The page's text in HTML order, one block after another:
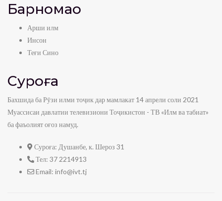
Барномаҳо
Арши илм
Инсон
Теғи Сино
Суроға
Бахшида ба Рӯзи илми тоҷик дар мамлакат 14 апрели соли 2021
Муассисаи давлатии телевизиони Тоҷикистон - ТВ «Илм ва табиат»
ба фаъолият оғоз намуд.
Суроға: Душанбе, к. Шероз 31
Тел: 37 2214913
Email: info@ivt.tj